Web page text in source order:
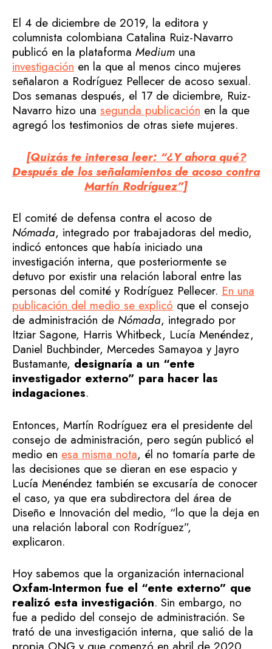
El 4 de diciembre de 2019, la editora y
columnista colombiana Catalina Ruiz-Navarro
publicó en la plataforma Medium una
investigación en la que al menos cinco mujeres
señalaron a Rodríguez Pellecer de acoso sexual.
Dos semanas después, el 17 de diciembre, Ruiz-
Navarro hizo una segunda publicación en la que
agregó los testimonios de otras siete mujeres.
[Quizás te interesa leer: “¿Y ahora qué?
Después de los señalamientos de acoso contra
Martín Rodríguez”]
El comité de defensa contra el acoso de
Nómada, integrado por trabajadoras del medio,
indicó entonces que había iniciado una
investigación interna, que posteriormente se
detuvo por existir una relación laboral entre las
personas del comité y Rodríguez Pellecer. En una
publicación del medio se explicó que el consejo
de administración de Nómada, integrado por
Itziar Sagone, Harris Whitbeck, Lucía Menéndez,
Daniel Buchbinder, Mercedes Samayoa y Jayro
Bustamante, designaría a un “ente
investigador externo” para hacer las
indagaciones.
Entonces, Martín Rodríguez era el presidente del
consejo de administración, pero según publicó el
medio en esa misma nota, él no tomaría parte de
las decisiones que se dieran en ese espacio y
Lucía Menéndez también se excusaría de conocer
el caso, ya que era subdirectora del área de
Diseño e Innovación del medio, “lo que la deja en
una relación laboral con Rodríguez”,
explicaron.
Hoy sabemos que la organización internacional
Oxfam-Intermon fue el “ente externo” que
realizó esta investigación. Sin embargo, no
fue a pedido del consejo de administración. Se
trató de una investigación interna, que salió de la